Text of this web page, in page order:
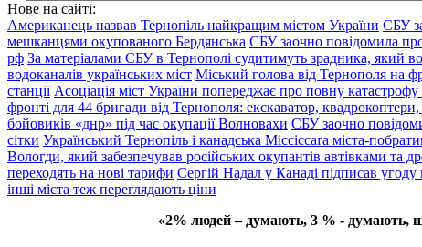
Нове на сайті:
Американець назвав Тернопіль найкращим містом України СБУ
мешканцями окупованого Бердянська СБУ заочно повідомила
рф За матеріалами СБУ в Тернополі судитимуть зрадника, який
водоканалів українських міст Міський голова від Тернополя на
станції Асоціація міст України попереджає про повну
фронті для 44 бригади від Тернополя: екскаватор, квадрокоптери,
бойовиків «днр» під час окупації Волновахи СБУ заочно
сітки Український Тернопіль і канадська Міссіссаґа міста-
Вологди, який забезпечував російських окупантів автівками та
переходять на нові тарифи Сергій Надал у Канаді підписав
інші міста теж переглядають ціни
«2% людей – думають, 3 % - думають,